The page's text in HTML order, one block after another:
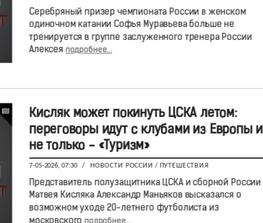
Серебряный призер чемпионата России в женском
одиночном катании Софья Муравьева больше не
тренируется в группе заслуженного тренера России
Алексея подробнее...
Кисляк может покинуть ЦСКА летом:
переговоры идут с клубами из Европы и
не только - «Туризм»
7-05-2026, 07:30 / НОВОСТИ РОССИИ / ПУТЕШЕСТВИЯ
Представитель полузащитника ЦСКА и сборной России
Матвея Кисляка Александр Маньяков высказался о
возможном уходе 20-летнего футболиста из
московского подробнее...